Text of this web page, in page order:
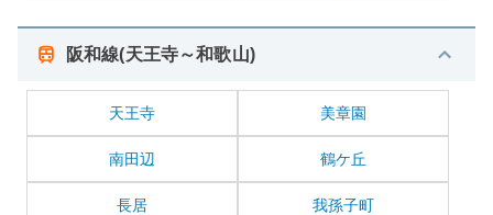
阪和線(天王寺～和歌山)
天王寺 美章園
南田辺 鶴ケ丘
長居 我孫子町